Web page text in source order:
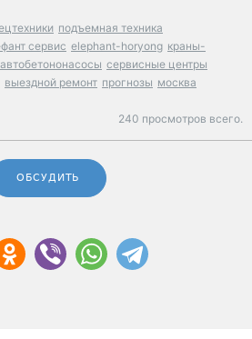
подъемная техника
сервис elephant-horyong краны-
автобетононасосы сервисные центры
выездной ремонт прогнозы москва
240 просмотров всего.
ОБСУДИТЬ